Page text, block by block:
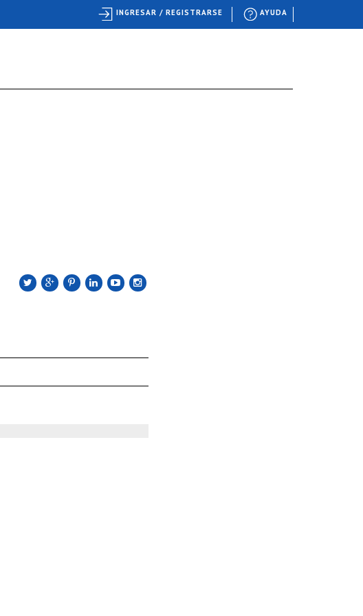
AYUDA
INGRESAR / REGISTRARSE